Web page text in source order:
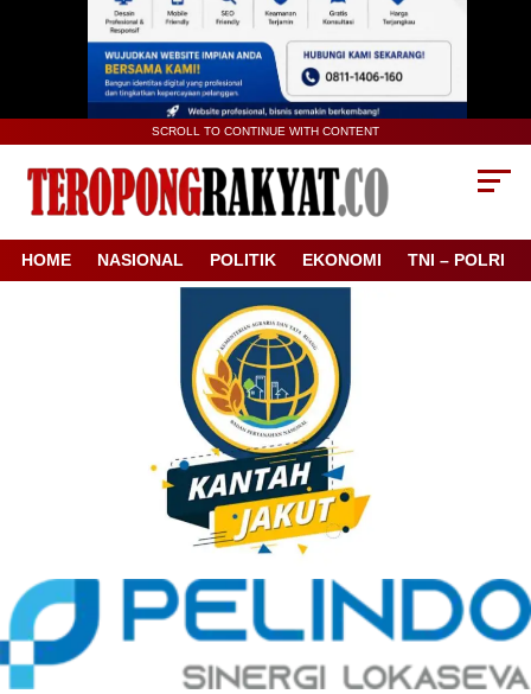
SCROLL TO CONTINUE WITH CONTENT
HOME NASIONAL POLITIK EKONOMI TNI – POLRI